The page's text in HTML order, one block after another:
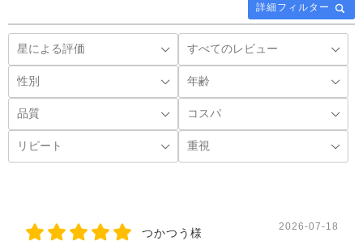
詳細フィルター
つかつう様 2026-07-18